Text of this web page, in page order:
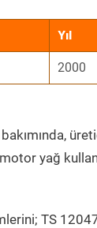
Yıl
2000
yağ
TS